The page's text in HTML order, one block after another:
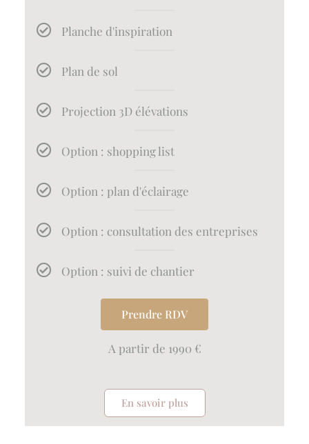
Planche d'inspiration
Plan de sol
Projection 3D élévations
Option : shopping list
Option : plan d'éclairage
Option : consultation des entreprises
Option : suivi de chantier
Prendre RDV
A partir de 1990 €
En savoir plus